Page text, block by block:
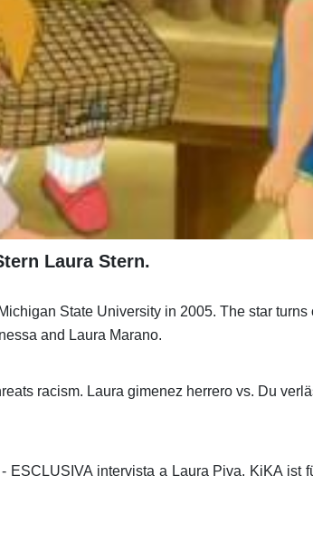
Laura Stern.
State University in 2005. The star
and Laura Marano.
racism. Laura gimenez herrero vs. Du
ESCLUSIVA intervista a Laura Piva. KiKA ist